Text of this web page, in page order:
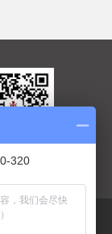
微信
320